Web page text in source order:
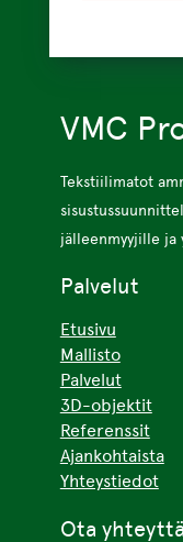
VMC
Tekstiilimatot
jälleenmyyjille ja
Palvelut
Etusivu
Mallisto
Palvelut
3D-objektit
Referenssit
Ajankohtaista
Yhteystiedot
Ota yhteyttä